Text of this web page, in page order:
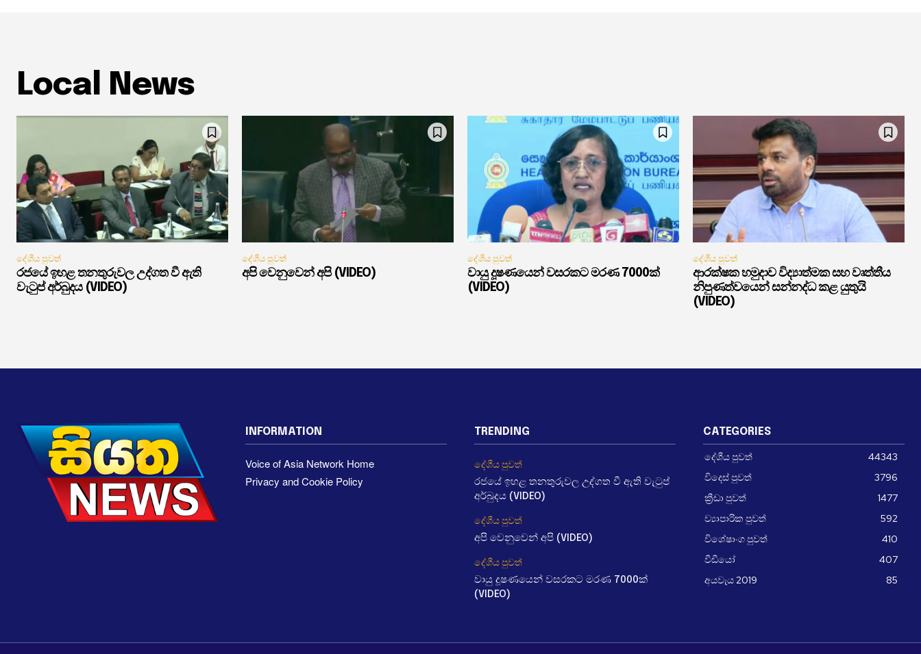
Local News
දේශීය පුවත්
රජයේ ඉහළ තනතුරුවල උද්ගත වී ඇති
වැටුප් අර්බුදය (VIDEO)
දේශීය පුවත්
අපි වෙනුවෙන් අපි (VIDEO)
දේශීය පුවත්
වායු දූෂණයෙන් වසරකට මරණ 7000ක්
(VIDEO)
දේශීය පුවත්
ආරක්ෂක හමුදාව විද්‍යාත්මක සහ වෘත්තීය
නිපුණත්වයෙන් සන්නද්ධ කළ යුතුයි
(VIDEO)
INFORMATION
Voice of Asia Network Home
Privacy and Cookie Policy
TRENDING
දේශීය පුවත්
රජයේ ඉහළ තනතුරුවල උද්ගත වී ඇති වැටුප්
අර්බුදය (VIDEO)
දේශීය පුවත්
අපි වෙනුවෙන් අපි (VIDEO)
දේශීය පුවත්
වායු දූෂණයෙන් වසරකට මරණ 7000ක්
(VIDEO)
CATEGORIES
දේශීය පුවත්
44343
විදෙස් පුවත්
3796
ක්‍රීඩා පුවත්
1477
ව්‍යාපාරික පුවත්
592
විශේෂාංග පුවත්
410
වීඩීයෝ
407
අයවැය 2019
85